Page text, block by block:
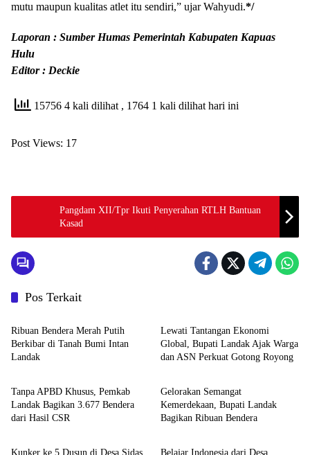
mutu maupun kualitas atlet itu sendiri,” ujar Wahyudi.*/
Laporan : Sumber Humas Pemerintah Kabupaten Kapuas
Hulu
Editor : Deckie
15756 4 kali dilihat , 1764 1 kali dilihat hari ini
Post Views: 17
Pangdam XII/Tpr Ikuti Penyerahan RTLH Bantuan
Kasad
Pos Terkait
Pemerintahan dan Politik
Ribuan Bendera Merah Putih
Berkibar di Tanah Bumi Intan
Landak
Lewati Tantangan Ekonomi
Global, Bupati Landak Ajak Warga
dan ASN Perkuat Gotong Royong
Pemerintahan dan Politik
Tanpa APBD Khusus, Pemkab
Landak Bagikan 3.677 Bendera
dari Hasil CSR
Pemerintahan dan Politik
Gelorakan Semangat
Kemerdekaan, Bupati Landak
Bagikan Ribuan Bendera
Pemerintahan dan Politik
Kunker ke 5 Dusun di Desa Sidas,
Pemerintahan dan Politik
Belajar Indonesia dari Desa,